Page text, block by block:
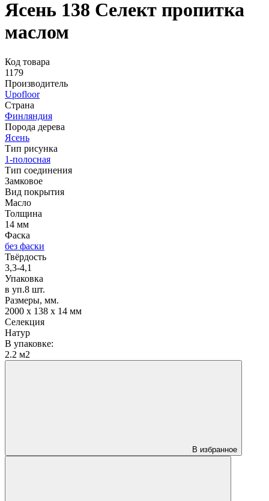
Ясень 138 Селект пропитка
маслом
Код товара
1179
Производитель
Upofloor
Страна
Финляндия
Порода дерева
Ясень
Тип рисунка
1-полосная
Тип соединения
Замковое
Вид покрытия
Масло
Толщина
14 мм
Фаска
без фаски
Твёрдость
3,3-4,1
Упаковка
в уп.8 шт.
Размеры, мм.
2000 х 138 х 14 мм
Селекция
Натур
В упаковке:
2.2 м2
В избранное